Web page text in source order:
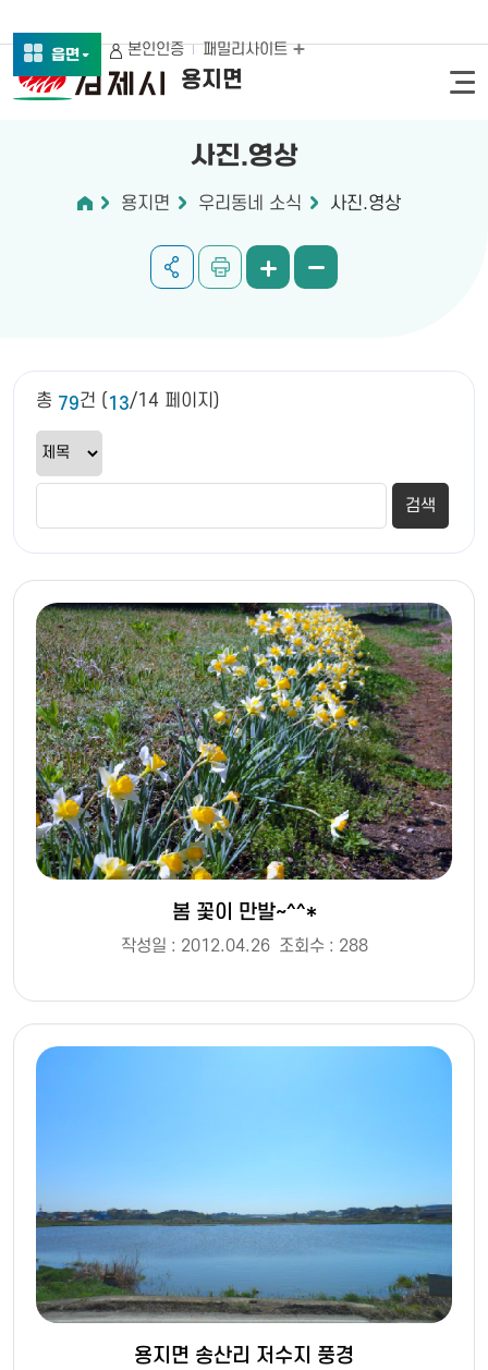
용지면
읍면 본인인증 패밀리사이트
사진.영상
용지면 우리동네 소식 사진.영상
총 79건 ( 13/14 페이지)
봄 꽃이 만발~^^*
작성일 : 2012.04.26 조회수 : 288
용지면 송산리 저수지 풍경